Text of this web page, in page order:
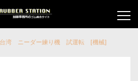
台湾 ニーダー練り機 試運転 [機械]